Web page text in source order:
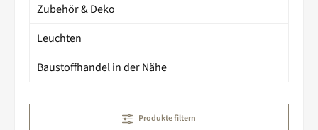
Zubehör & Deko
Leuchten
Baustoffhandel in der Nähe
Produkte filtern